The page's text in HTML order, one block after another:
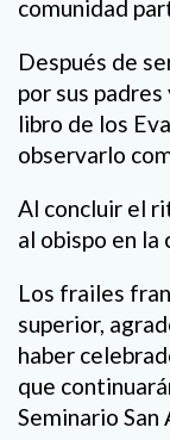
comunidad
Después de
por sus
libro de los
observarlo
Al concluir el
al obispo en la
Los frailes
superior,
haber
que
Seminario San